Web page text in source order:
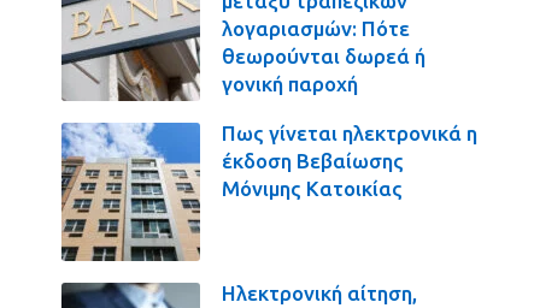
λογαριασμών: Πότε
θεωρούνται δωρεά ή
γονική παροχή
Πως γίνεται ηλεκτρονικά η
έκδοση Βεβαίωσης
Μόνιμης Κατοικίας
Ηλεκτρονική αίτηση,